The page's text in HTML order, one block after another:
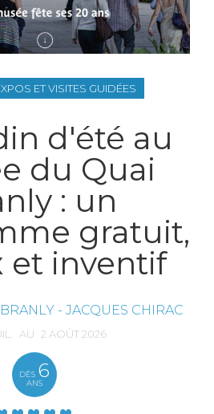
ET VISITES GUIDÉES
d'été au
du Quai
: un
gratuit,
et inventif
- JACQUES CHIRAC
AU 2 AOÛT2026
DÈS 6
ANS